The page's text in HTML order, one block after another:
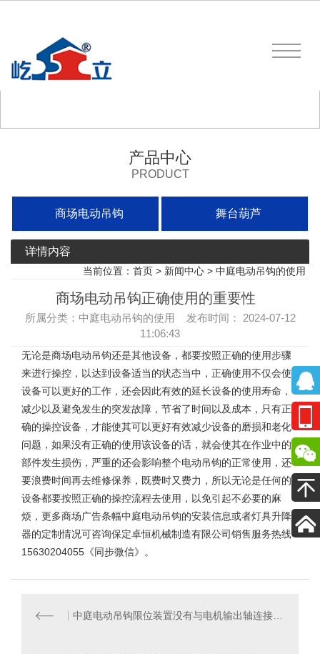
产品中心
PRODUCT
商场电动吊钩 舞台葫芦
详情内容
当前位置： 首页 > 新闻中心 > 中庭电动吊钩的使用
商场电动吊钩正确使用的重要性
所属分类：中庭电动吊钩的使用 发布时间： 2024-07-12
11:06:43
无论是商场电动吊钩还是其他设备，都要按照正确的使用步骤
来进行操控，以达到设备适当的状态当中，正确使用不仅会使
设备可以更好的工作，还会因此有效的延长设备的使用寿命，
减少以及避免发生的突发故障，节省了时间以及成本，只有正
确的操控设备，才能使其可以更好有效减少设备的磨损和老化
问题，如果没有正确的使用该设备的话，就会使其在作业中的
部件发生损伤，严重的还会影响整个电动吊钩的正常使用，还
要浪费时间再去维修保养，既费时又费力，所以无论是任何的
设备都要按照正确的操控流程去使用，以免引起不必要的麻
烦，更多商场广告条幅中庭电动吊钩的安装信息或者灯具升降
器的定制情况可咨询保定卓恒机械制造有限公司销售服务热线
15630204055《同步微信》。